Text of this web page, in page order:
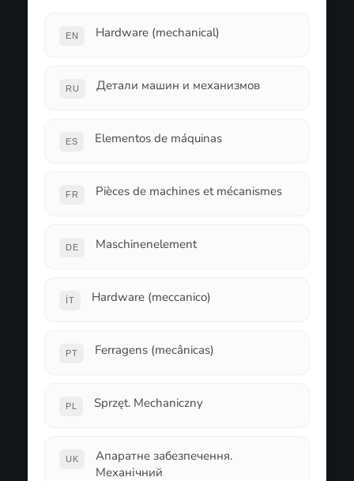
EN Hardware (mechanical)
RU Детали машин и механизмов
ES Elementos de máquinas
FR Pièces de machines et mécanismes
DE Maschinenelement
IT Hardware (meccanico)
PT Ferragens (mecânicas)
PL Sprzęt. Mechaniczny
UK
Апаратне забезпечення.
Механічний